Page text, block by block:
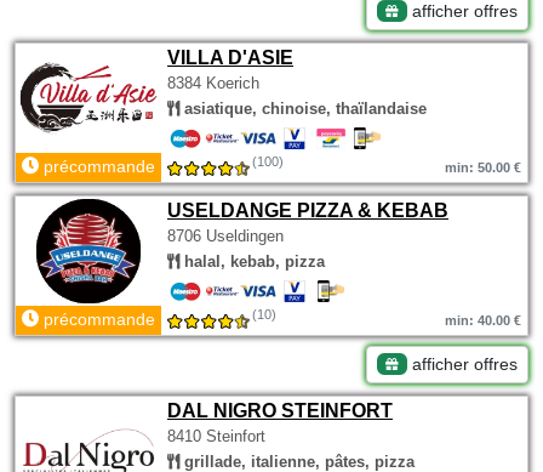
afficher offres
VILLA D'ASIE
8384 Koerich
asiatique, chinoise, thaïlandaise
précommande (100) min: 50.00 €
USELDANGE PIZZA & KEBAB
8706 Useldingen
halal, kebab, pizza
précommande (10) min: 40.00 €
afficher offres
DAL NIGRO STEINFORT
8410 Steinfort
grillade, italienne, pâtes, pizza